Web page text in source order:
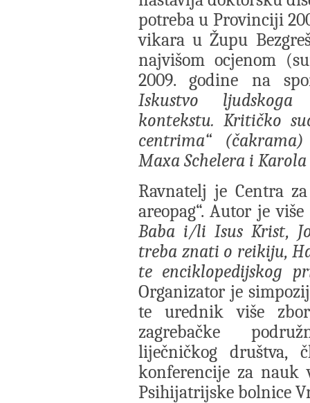
potreba u Provinciji
vikara u Župu
najvišom ocjenom
2009. godine na
Iskustvo
kontekstu. Kritičko
centrima“
Maxa Schelera i
Ravnatelj je Centra
areopag“. Autor je
Baba i/li Isus Krist,
treba znati o reikiju,
te enciklopedijskog
Organizator je
te urednik više
zagrebačke
liječničkog društva,
konferencije za nauk
Psihijatrijske bolnice